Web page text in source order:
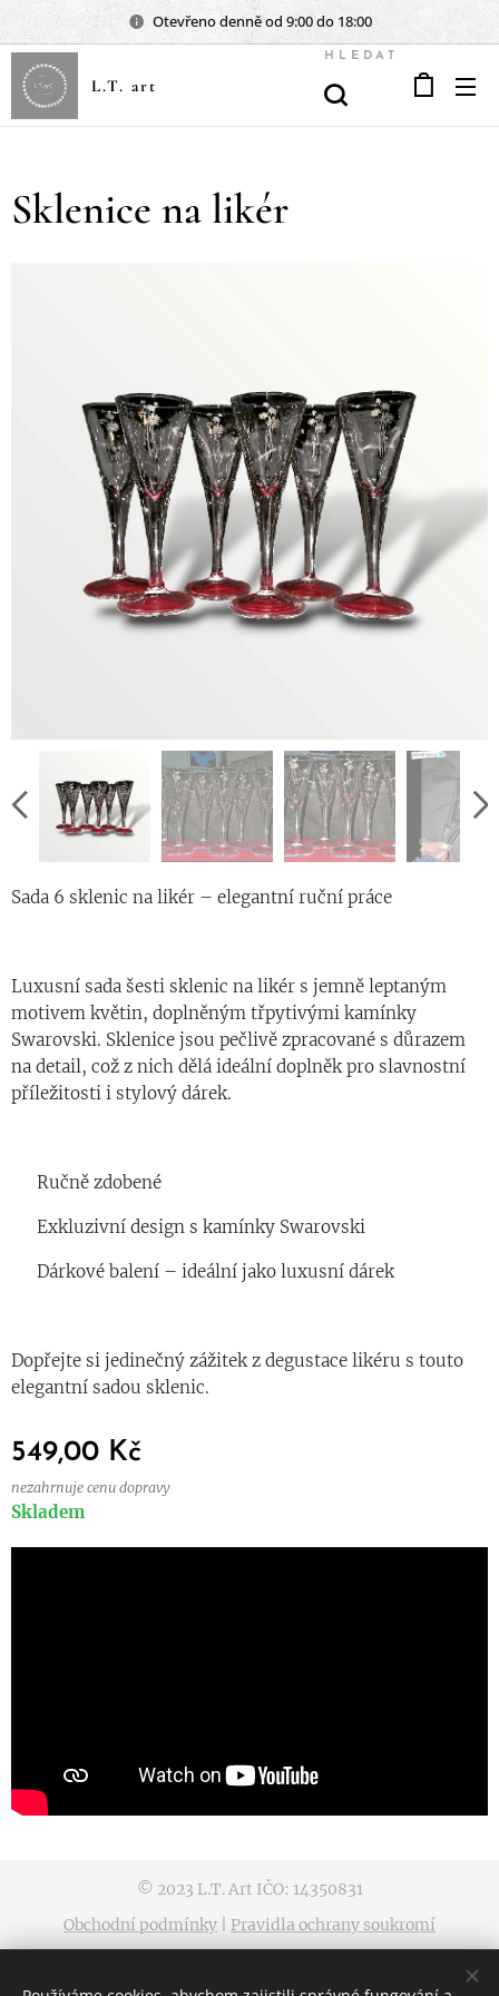
Otevřeno denně od 9:00 do 18:00
L.T. art
HLEDAT
Sklenice na likér
Sada 6 sklenic na likér – elegantní ruční práce
Luxusní sada šesti sklenic na likér s jemně leptaným
motivem květin, doplněným třpytivými kamínky
Swarovski. Sklenice jsou pečlivě zpracované s důrazem
na detail, což z nich dělá ideální doplněk pro slavnostní
příležitosti i stylový dárek.
✨ Ručně zdobené
✨ Exkluzivní design s kamínky Swarovski
✨ Dárkové balení – ideální jako luxusní dárek
Dopřejte si jedinečný zážitek z degustace likéru s touto
elegantní sadou sklenic.
549,00 Kč
nezahrnuje cenu dopravy
Skladem
© 2023 L.T. Art IČO: 14350831
Obchodní podmínky
Pravidla ochrany soukromí